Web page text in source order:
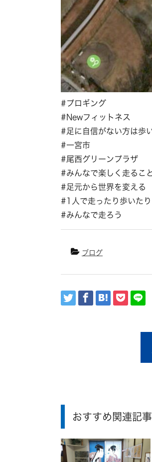
#プロギング
#Newフィットネス
#足に自信がない方は歩
#一宮市
#尾西グリーンプラザ
#みんなで楽しく走るこ
#足元から世界を変える
#1人で走ったり歩いた
#みんなで走ろう
ブログ
おすすめ関連記事